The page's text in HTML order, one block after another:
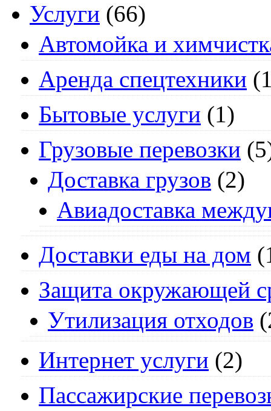
Услуги (66)
Автомойка и
Аренда спецтехники
Бытовые услуги (1)
Грузовые перевозки
Доставка грузов (2)
Авиадоставка
Доставки еды на дом
Защита окружающей
Утилизация отходов
Интернет услуги (2)
Пассажирские